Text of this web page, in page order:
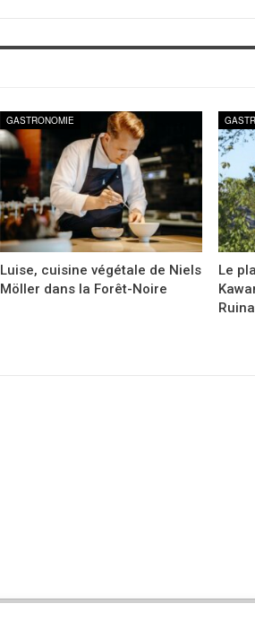
GASTRONOMIE
Luise, cuisine végétale de Niels
Möller dans la Forêt-Noire
Le